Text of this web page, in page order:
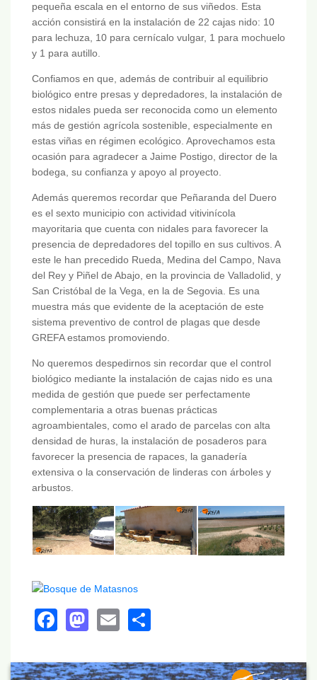
pequeña escala en el entorno de sus viñedos. Esta
acción consistirá en la instalación de 22 cajas nido: 10
para lechuza, 10 para cernícalo vulgar, 1 para mochuelo
y 1 para autillo.
Confiamos en que, además de contribuir al equilibrio
biológico entre presas y depredadores, la instalación de
estos nidales pueda ser reconocida como un elemento
más de gestión agrícola sostenible, especialmente en
estas viñas en régimen ecológico. Aprovechamos esta
ocasión para agradecer a Jaime Postigo, director de la
bodega, su confianza y apoyo al proyecto.
Además queremos recordar que Peñaranda del Duero
es el sexto municipio con actividad vitivinícola
mayoritaria que cuenta con nidales para favorecer la
presencia de depredadores del topillo en sus cultivos. A
este le han precedido Rueda, Medina del Campo, Nava
del Rey y Piñel de Abajo, en la provincia de Valladolid, y
San Cristóbal de la Vega, en la de Segovia. Es una
muestra más que evidente de la aceptación de este
sistema preventivo de control de plagas que desde
GREFA estamos promoviendo.
No queremos despedirnos sin recordar que el control
biológico mediante la instalación de cajas nido es una
medida de gestión que puede ser perfectamente
complementaria a otras buenas prácticas
agroambientales, como el arado de parcelas con alta
densidad de huras, la instalación de posaderos para
favorecer la presencia de rapaces, la ganadería
extensiva o la conservación de linderas con árboles y
arbustos.
Facebook
Mastodon
Email